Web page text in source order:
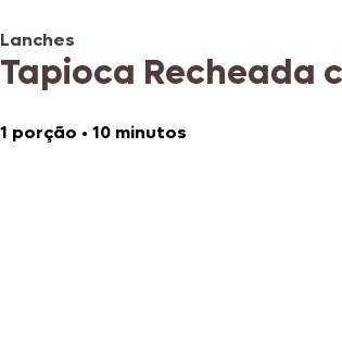
Lanches
Tapioca Recheada
1 porção • 10 minutos